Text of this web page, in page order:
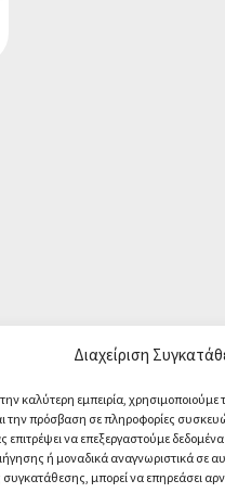
Διαχείριση
καλύτερη εμπειρία, χρησιμοποιούμε
την πρόσβαση σε πληροφορίες
επιτρέψει να επεξεργαστούμε
ή μοναδικά αναγνωριστικά σε
μπορεί να επηρεάσει